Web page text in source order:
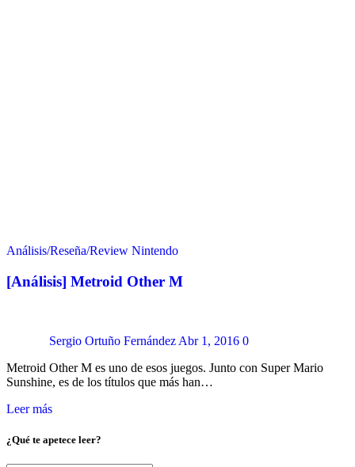
Análisis/Reseña/Review Nintendo
[Análisis] Metroid Other M
Sergio Ortuño Fernández Abr 1, 2016 0
Metroid Other M es uno de esos juegos. Junto con Super Mario
Sunshine, es de los títulos que más han…
Leer más
¿Qué te apetece leer?